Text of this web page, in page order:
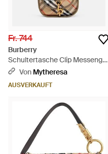
Fr. 744
Burberry
Schultertasche Clip Messenger
Medium Mit Leder - Weiß
Von Mytheresa
AUSVERKAUFT